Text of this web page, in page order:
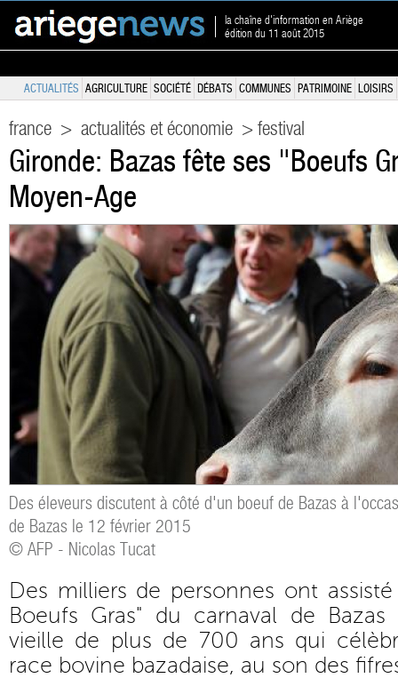
la chaîne d'information en Ariège
édition du 11 août 2015
ACTUALITÉS AGRICULTURE SOCIÉTÉ DÉBATS COMMUNES PATRIMOINE LOISIRS
france > actualités et économie > festival
Gironde: Bazas fête ses "Boeufs
Moyen-Age
Des éleveurs discutent à côté d'un boeuf de Bazas à
de Bazas le 12 février 2015
© AFP - Nicolas Tucat
Des milliers de personnes ont
Boeufs Gras" du carnaval de
vieille de plus de 700 ans qui
race bovine bazadaise, au son des